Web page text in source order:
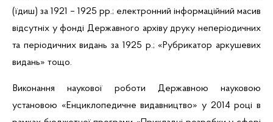
(їдиш) за 1921 – 1925 рр.; електронний інформаційний масив
відсутніх у фонді Державного архіву друку неперіодичних
та періодичних видань за 1925 р.; «Рубрикатор аркушевих
видань» тощо.
Виконання наукової роботи Державною науковою
установою «Енциклопедичне видавництво» у 2014 році в